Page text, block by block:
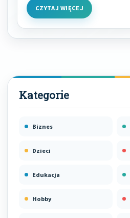
CZYTAJ WIĘCEJ
Biznes
Dzieci
Edukacja
Hobby